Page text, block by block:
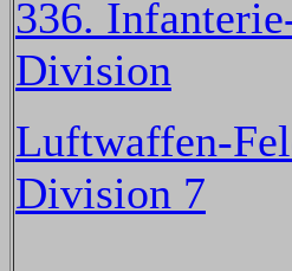
336.
Division
Luftwaffen-
Division 7